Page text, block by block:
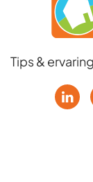
Tips &